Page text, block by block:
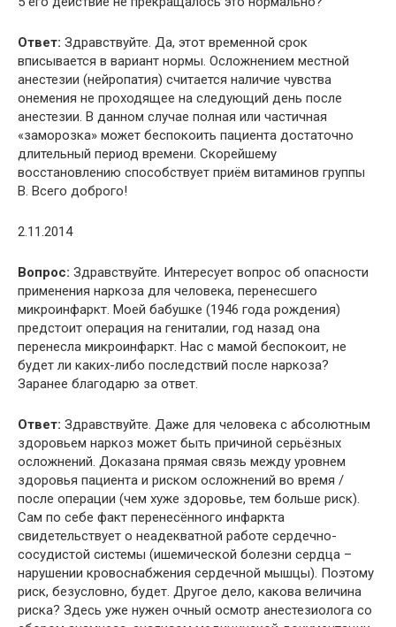
Ответ: Здравствуйте. Да, этот временной срок
вписывается в вариант нормы. Осложнением местной
анестезии (нейропатия) считается наличие чувства
онемения не проходящее на следующий день после
анестезии. В данном случае полная или частичная
«заморозка» может беспокоить пациента достаточно
длительный период времени. Скорейшему
восстановлению способствует приём витаминов группы
В. Всего доброго!
2.11.2014
Вопрос: Здравствуйте. Интересует вопрос об опасности
применения наркоза для человека, перенесшего
микроинфаркт. Моей бабушке (1946 года рождения)
предстоит операция на гениталии, год назад она
перенесла микроинфаркт. Нас с мамой беспокоит, не
будет ли каких-либо последствий после наркоза?
Заранее благодарю за ответ.
Ответ: Здравствуйте. Даже для человека с абсолютным
здоровьем наркоз может быть причиной серьёзных
осложнений. Доказана прямая связь между уровнем
здоровья пациента и риском осложнений во время /
после операции (чем хуже здоровье, тем больше риск).
Сам по себе факт перенесённого инфаркта
свидетельствует о неадекватной работе сердечно-
сосудистой системы (ишемической болезни сердца –
нарушении кровоснабжения сердечной мышцы). Поэтому
риск, безусловно, будет. Другое дело, какова величина
риска? Здесь уже нужен очный осмотр анестезиолога со